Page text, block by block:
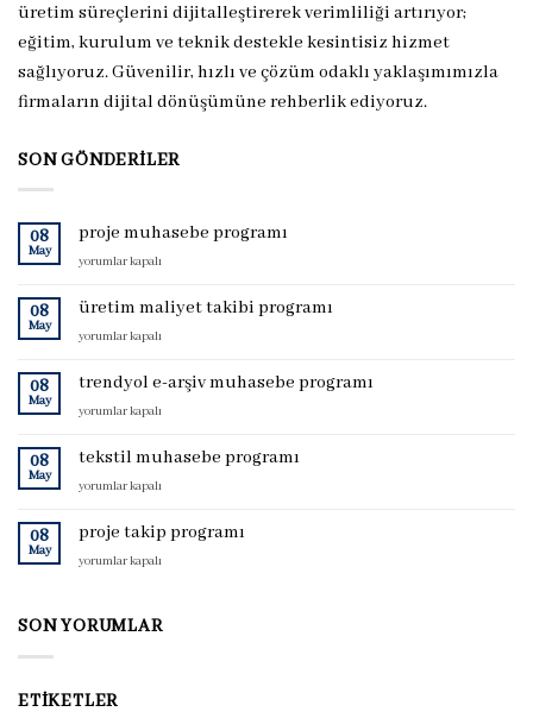
üretim süreçlerini dijitalleştirerek verimliliği artırıyor;
eğitim, kurulum ve teknik destekle kesintisiz hizmet
sağlıyoruz. Güvenilir, hızlı ve çözüm odaklı yaklaşımımızla
firmaların dijital dönüşümüne rehberlik ediyoruz.
SON GÖNDERILER
08
May
proje muhasebe programı
proje
programı
yorumlar kapalı
08
May
üretim maliyet takibi programı
üretim
takibi
için
yorumlar kapalı
08
May
trendyol e-arşiv muhasebe programı
trendyol
arşiv
programı
yorumlar kapalı
08
May
tekstil muhasebe programı
tekstil
programı
yorumlar kapalı
08
May
proje takip programı
proje
için
yorumlar kapalı
SON YORUMLAR
ETIKETLER